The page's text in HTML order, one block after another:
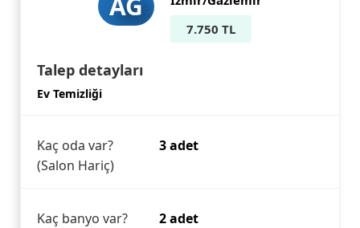
7.750 TL
Talep detayları
Ev Temizliği
Kaç oda var?
(Salon Hariç)
3 adet
Kaç banyo var? 2 adet